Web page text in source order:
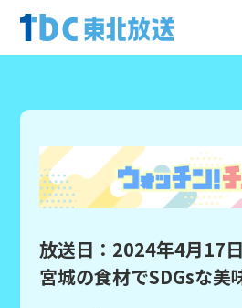
放送日：2024年4月17日
宮城の食材でSDGsな美